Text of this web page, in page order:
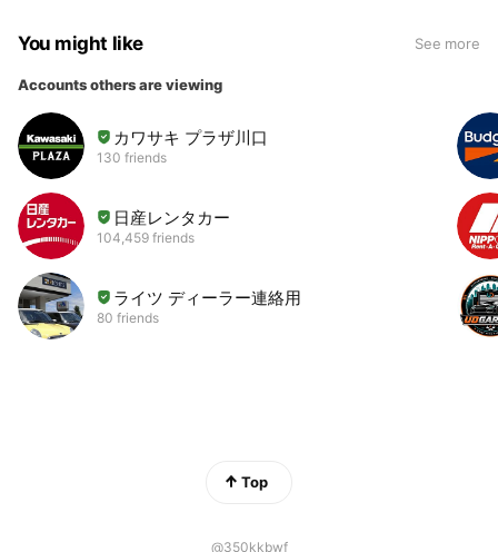
You might like See more
Accounts others are viewing
カワサキ プラザ川口
130 friends
日産レンタカー
104,459 friends
ライツ ディーラー連絡用
80 friends
Top
@350kkbwf